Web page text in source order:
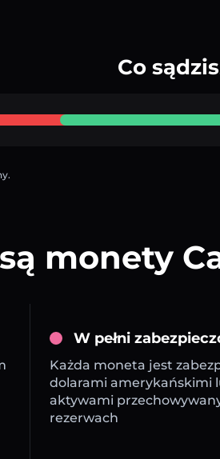
Co
monety
W pełni
Każda moneta jest
dolarami amerykańskimi
aktywami
rezerwach